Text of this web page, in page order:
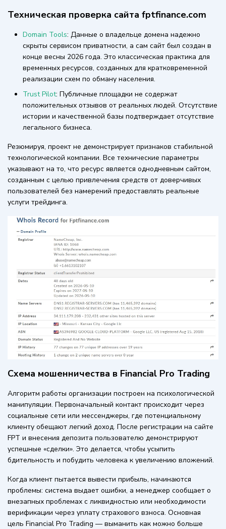
Техническая проверка сайта fptfinance.com
Domain Tools: Данные о владельце домена надежно
скрыты сервисом приватности, а сам сайт был создан в
конце весны 2026 года. Это классическая практика для
временных ресурсов, созданных для кратковременной
реализации схем по обману населения.
Trust Pilot: Публичные площадки не содержат
положительных отзывов от реальных людей. Отсутствие
истории и качественной базы подтверждает отсутствие
легального бизнеса.
Резюмируя, проект не демонстрирует признаков стабильной
технологической компании. Все технические параметры
указывают на то, что ресурс является однодневным сайтом,
созданным с целью привлечения средств от доверчивых
пользователей без намерений предоставлять реальные
услуги трейдинга.
Схема мошенничества в Financial Pro Trading
Алгоритм работы организации построен на психологической
манипуляции. Первоначальный контакт происходит через
социальные сети или мессенджеры, где потенциальному
клиенту обещают легкий доход. После регистрации на сайте
FPT и внесения депозита пользователю демонстрируют
успешные «сделки». Это делается, чтобы усыпить
бдительность и побудить человека к увеличению вложений.
Когда клиент пытается вывести прибыль, начинаются
проблемы: система выдает ошибки, а менеджер сообщает о
внезапных проблемах с ликвидностью или необходимости
верификации через уплату страхового взноса. Основная
цель Financial Pro Trading — выманить как можно больше